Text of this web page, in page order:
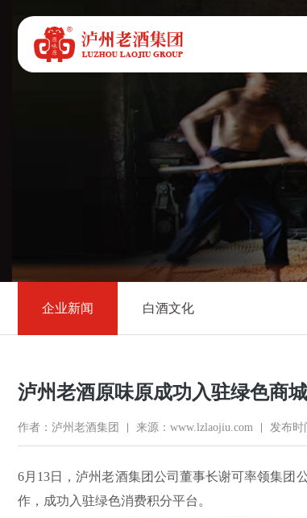
企业新闻 白酒文化
泸州老酒原味原成功入驻绿色商
作者：泸州老酒集团 来源：www.lzlaojiu.com 发布时
6月13日，泸州老酒集团公司董事长谢可率领集团
作，成功入驻绿色消费积分平台。